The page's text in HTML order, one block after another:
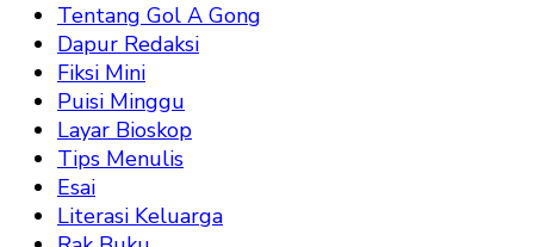
Tentang Gol A Gong
Dapur Redaksi
Fiksi Mini
Puisi Minggu
Layar Bioskop
Tips Menulis
Esai
Literasi Keluarga